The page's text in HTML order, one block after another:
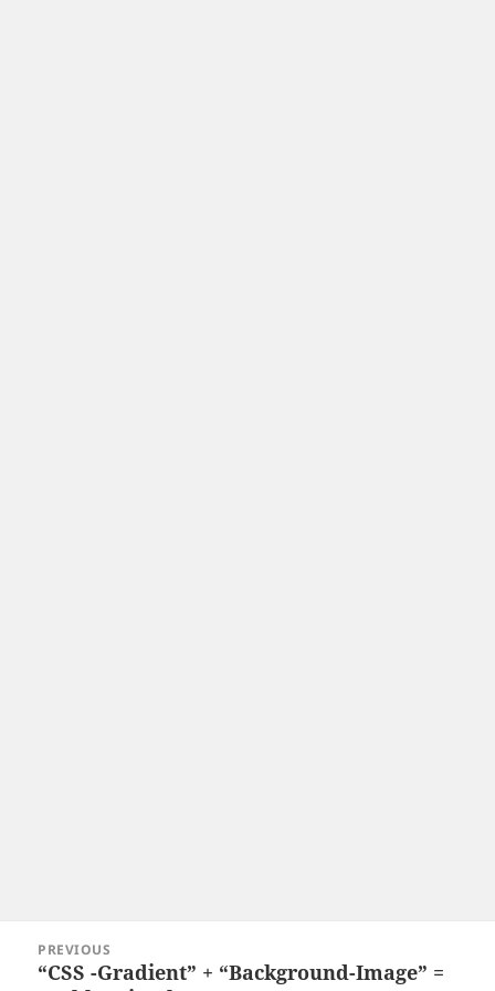
navigation
PREVIOUS
Previous
“CSS -Gradient” + “Background-Image” =